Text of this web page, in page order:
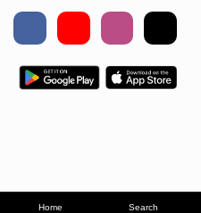
Home Search